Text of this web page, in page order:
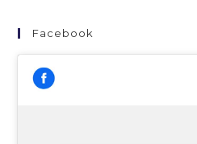
Facebook